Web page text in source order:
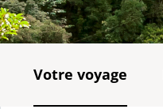
Votre voyage